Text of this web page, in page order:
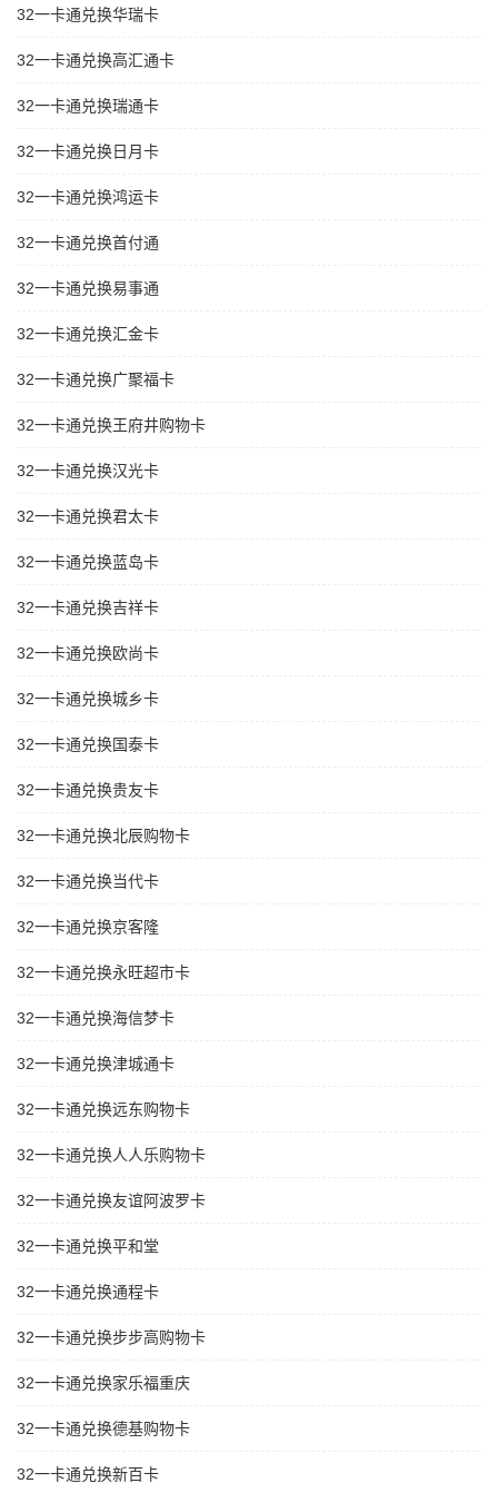
32一卡通兑换华瑞卡
32一卡通兑换高汇通卡
32一卡通兑换瑞通卡
32一卡通兑换日月卡
32一卡通兑换鸿运卡
32一卡通兑换首付通
32一卡通兑换易事通
32一卡通兑换汇金卡
32一卡通兑换广聚福卡
32一卡通兑换王府井购物卡
32一卡通兑换汉光卡
32一卡通兑换君太卡
32一卡通兑换蓝岛卡
32一卡通兑换吉祥卡
32一卡通兑换欧尚卡
32一卡通兑换城乡卡
32一卡通兑换国泰卡
32一卡通兑换贵友卡
32一卡通兑换北辰购物卡
32一卡通兑换当代卡
32一卡通兑换京客隆
32一卡通兑换永旺超市卡
32一卡通兑换海信梦卡
32一卡通兑换津城通卡
32一卡通兑换远东购物卡
32一卡通兑换人人乐购物卡
32一卡通兑换友谊阿波罗卡
32一卡通兑换平和堂
32一卡通兑换通程卡
32一卡通兑换步步高购物卡
32一卡通兑换家乐福重庆
32一卡通兑换德基购物卡
32一卡通兑换新百卡